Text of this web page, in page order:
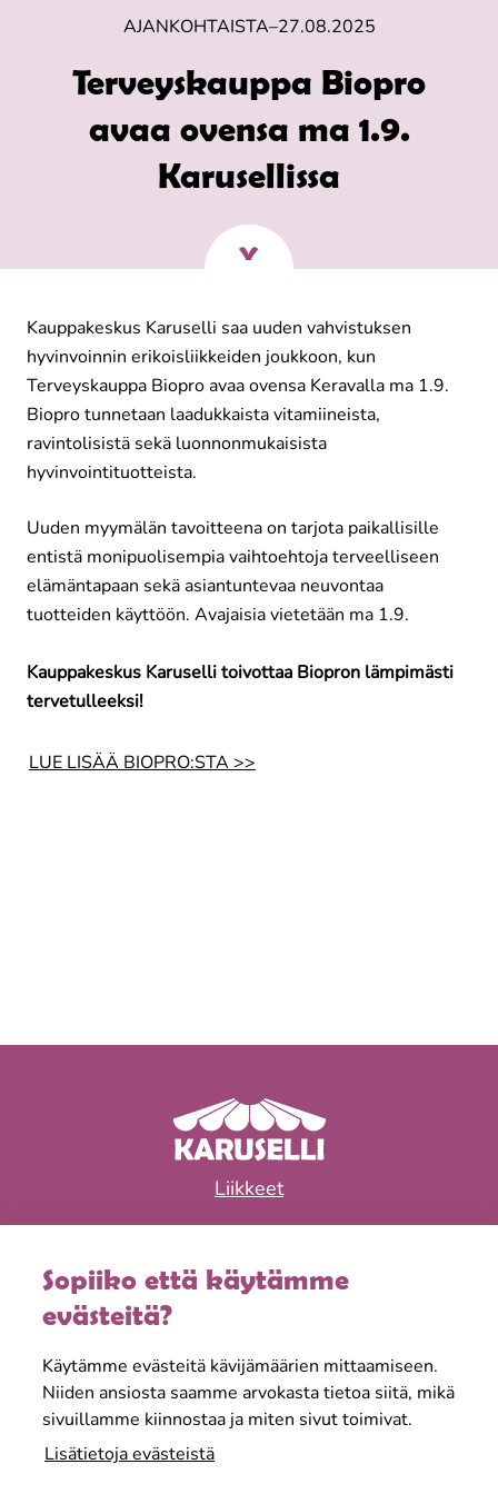
Sopiiko että käytämme
evästeitä?
Käytämme evästeitä kävijämäärien mittaamiseen.
Niiden ansiosta saamme arvokasta tietoa siitä, mikä
sivuillamme kiinnostaa ja miten sivut toimivat.
Lisätietoja evästeistä
AJANKOHTAISTA–27.08.2025
Terveyskauppa Biopro
avaa ovensa ma 1.9.
Karusellissa
Kauppakeskus Karuselli saa uuden vahvistuksen
hyvinvoinnin erikoisliikkeiden joukkoon, kun
Terveyskauppa Biopro avaa ovensa Keravalla ma 1.9.
Biopro tunnetaan laadukkaista vitamiineista,
ravintolisistä sekä luonnonmukaisista
hyvinvointituotteista.
Uuden myymälän tavoitteena on tarjota paikallisille
entistä monipuolisempia vaihtoehtoja terveelliseen
elämäntapaan sekä asiantuntevaa neuvontaa
tuotteiden käyttöön. Avajaisia vietetään ma 1.9.
Kauppakeskus Karuselli toivottaa Biopron lämpimästi
tervetulleeksi!
LUE LISÄÄ BIOPRO:STA >>
Liikkeet
Tapahtumat & edut
Tietoa meistä